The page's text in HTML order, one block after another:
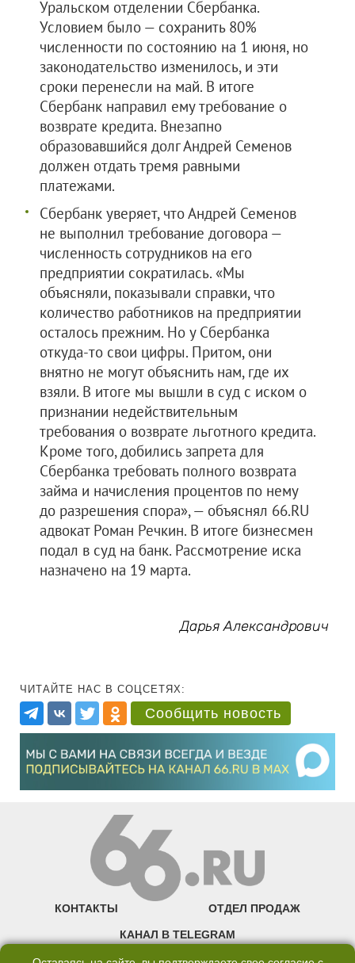
Уральском отделении Сбербанка.
Условием было — сохранить 80%
численности по состоянию на 1 июня, но
законодательство изменилось, и эти
сроки перенесли на май. В итоге
Сбербанк направил ему требование о
возврате кредита. Внезапно
образовавшийся долг Андрей Семенов
должен отдать тремя равными
платежами.
Сбербанк уверяет, что Андрей Семенов
не выполнил требование договора —
численность сотрудников на его
предприятии сократилась. «Мы
объясняли, показывали справки, что
количество работников на предприятии
осталось прежним. Но у Сбербанка
откуда-то свои цифры. Притом, они
внятно не могут объяснить нам, где их
взяли. В итоге мы вышли в суд с иском о
признании недействительным
требования о возврате льготного кредита.
Кроме того, добились запрета для
Сбербанка требовать полного возврата
займа и начисления процентов по нему
до разрешения спора», — объяснял 66.RU
адвокат Роман Речкин. В итоге бизнесмен
подал в суд на банк. Рассмотрение иска
назначено на 19 марта.
Дарья Александрович
ЧИТАЙТЕ НАС В СОЦСЕТЯХ:
Сообщить новость
КОНТАКТЫ ОТДЕЛ ПРОДАЖ
КАНАЛ В TELEGRAM